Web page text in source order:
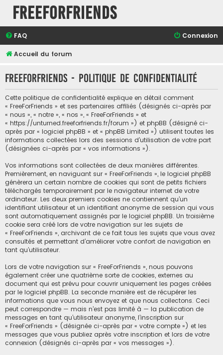
FreeForFriends
FAQ Connexion
Accueil du forum
FreeForFriends - Politique de confidentialité
Cette politique de confidentialité explique en détail comment
« FreeForFriends » et ses partenaires affiliés (désignés ci-après par
« nous », « notre », « nos », « FreeForFriends » et
« https://unturned.freeforfriends.fr/forum ») et phpBB (désigné ci-
après par « logiciel phpBB » et « phpBB Limited ») utilisent toutes les
informations collectées lors des sessions d’utilisation de votre part
(désignées ci-après par « vos informations »).
Vos informations sont collectées de deux manières différentes.
Premièrement, en naviguant sur « FreeForFriends », le logiciel phpBB
génèrera un certain nombre de cookies qui sont de petits fichiers
téléchargés temporairement par le navigateur internet de votre
ordinateur. Les deux premiers cookies ne contiennent qu’un
identifiant utilisateur et un identifiant anonyme de session qui vous
sont automatiquement assignés par le logiciel phpBB. Un troisième
cookie sera créé lors de votre navigation sur les sujets de
« FreeForFriends », archivant de ce fait tous les sujets que vous avez
consultés et permettant d’améliorer votre confort de navigation en
tant qu’utilisateur.
Lors de votre navigation sur « FreeForFriends », nous pouvons
également créer une quatrième sorte de cookies, externes au
document qui est prévu pour couvrir uniquement les pages créées
par le logiciel phpBB. La seconde manière est de récupérer les
informations que vous nous envoyez et que nous collectons. Ceci
peut correspondre — mais n’est pas limité à — la publication de
messages en tant qu’utilisateur anonyme, l’inscription sur
« FreeForFriends » (désignée ci-après par « votre compte ») et les
messages que vous publiez après votre inscription et lors de votre
connexion (désignés ci-après par « vos messages »).